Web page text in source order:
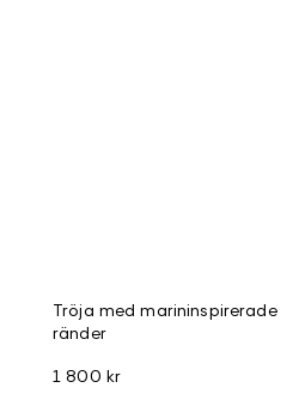
Tröja med marininspirerade
ränder
1 800 kr